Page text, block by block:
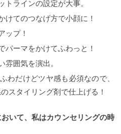
トラインの設定が大事。
けてのつなげ方で小顔に！
ップ！
パーマをかけてふわっと！
雰囲気を演出。
わだけどツヤ感も必須なので、
スタイリング剤で仕上げる！
いて、私はカウンセリングの時